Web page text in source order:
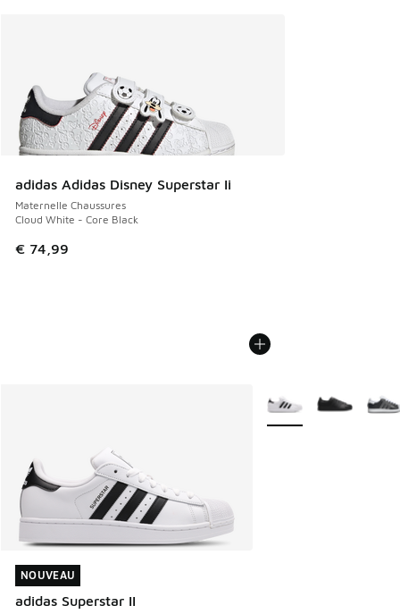
adidas Adidas Disney Superstar Ii
Maternelle Chaussures
Cloud White - Core Black
€ 74,99
NOUVEAU
adidas Superstar II
NOUVEAU
Plus de couleurs